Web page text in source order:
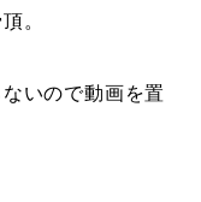
。
いので動画を置